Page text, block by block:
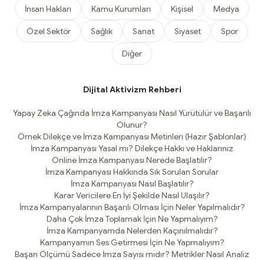
İnsan Hakları Kamu Kurumları Kişisel Medya
Özel Sektör Sağlık Sanat Siyaset Spor
Diğer
Dijital Aktivizm Rehberi
Yapay Zeka Çağında İmza Kampanyası Nasıl Yürütülür ve Başarılı
Olunur?
Örnek Dilekçe ve İmza Kampanyası Metinleri (Hazır Şablonlar)
İmza Kampanyası Yasal mı? Dilekçe Hakkı ve Haklarınız
Online İmza Kampanyası Nerede Başlatılır?
İmza Kampanyası Hakkında Sık Sorulan Sorular
İmza Kampanyası Nasıl Başlatılır?
Karar Vericilere En İyi Şekilde Nasıl Ulaşılır?
İmza Kampanyalarının Başarılı Olması İçin Neler Yapılmalıdır?
Daha Çok İmza Toplamak İçin Ne Yapmalıyım?
İmza Kampanyamda Nelerden Kaçınılmalıdır?
Kampanyamın Ses Getirmesi İçin Ne Yapmalıyım?
Başarı Ölçümü Sadece İmza Sayısı mıdır? Metrikler Nasıl Analiz